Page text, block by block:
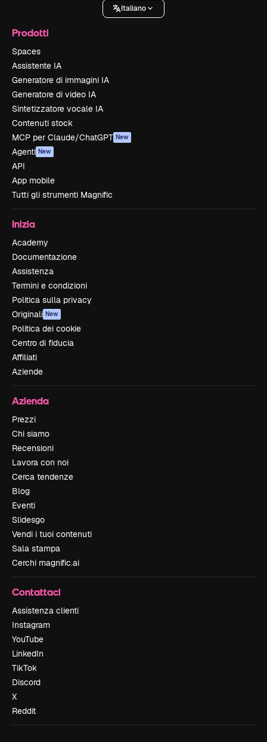
Italiano
Prodotti
Spaces
Assistente IA
Generatore di immagini IA
Generatore di video IA
Sintetizzatore vocale IA
Contenuti stock
MCP per Claude/ChatGPT New
Agenti New
API
App mobile
Tutti gli strumenti Magnific
Inizia
Academy
Documentazione
Assistenza
Termini e condizioni
Politica sulla privacy
Originali New
Politica dei cookie
Centro di fiducia
Affiliati
Aziende
Azienda
Prezzi
Chi siamo
Recensioni
Lavora con noi
Cerca tendenze
Blog
Eventi
Slidesgo
Vendi i tuoi contenuti
Sala stampa
Cerchi magnific.ai
Contattaci
Assistenza clienti
Instagram
YouTube
LinkedIn
TikTok
Discord
X
Reddit